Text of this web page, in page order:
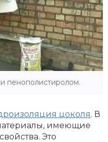
пенополистиролом.
цоколя. В
имеющие
Это